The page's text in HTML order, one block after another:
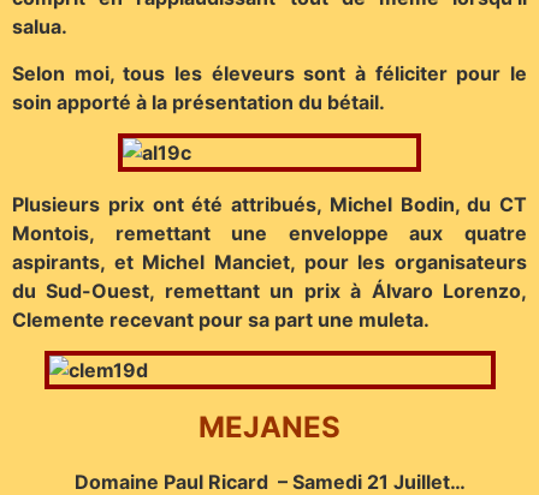
salua.
Selon moi, tous les éleveurs sont à féliciter pour le
soin apporté à la présentation du bétail.
Plusieurs prix ont été attribués, Michel Bodin, du CT
Montois, remettant une enveloppe aux quatre
aspirants, et Michel Manciet, pour les organisateurs
du Sud-Ouest, remettant un prix à Álvaro Lorenzo,
Clemente recevant pour sa part une muleta.
MEJANES
Domaine Paul Ricard – Samedi 21 Juillet…